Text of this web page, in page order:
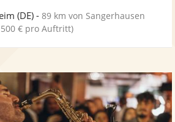
(DE) -89 km von Sangerhausen
€ pro Auftritt)